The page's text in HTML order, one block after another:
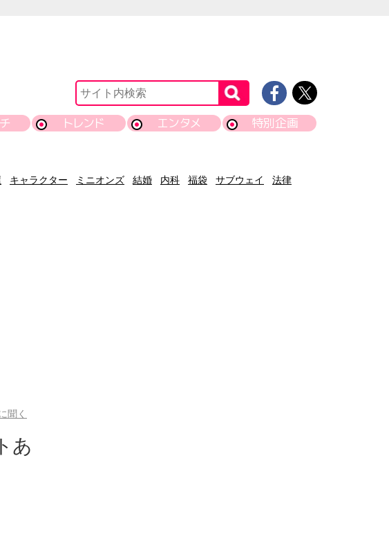
トレンド エンタメ 特別企画
キャラクター ミニオンズ 結婚 内科 福袋 サブウェイ
法律
聞く
あ